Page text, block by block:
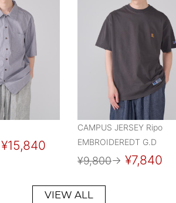
¥15,840
CAMPUS JERSEY Ripo
EMBROIDEREDT G.D
¥9,800→ ¥7,840
VIEW ALL